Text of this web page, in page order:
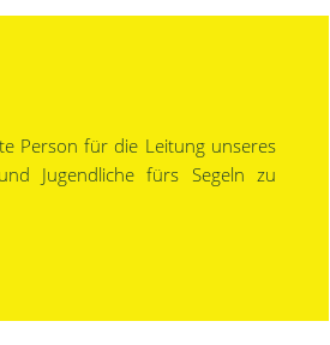
Person für die Leitung unseres
Jugendliche fürs Segeln zu